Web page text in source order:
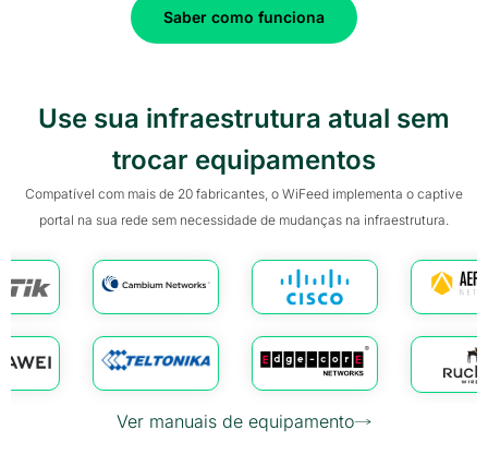
Saber como funciona
Use sua infraestrutura atual sem
trocar equipamentos
Compatível com mais de 20 fabricantes, o WiFeed implementa o captive
portal na sua rede sem necessidade de mudanças na infraestrutura.
Ver manuais de equipamento